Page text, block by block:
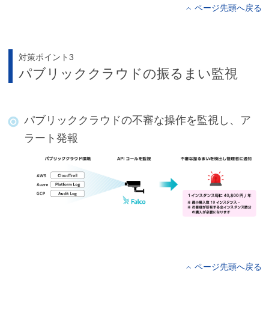
ページ先頭へ戻る
対策ポイント3
パブリッククラウドの振るまい監視
パブリッククラウドの不審な操作を監視し、ア
ラート発報
ページ先頭へ戻る